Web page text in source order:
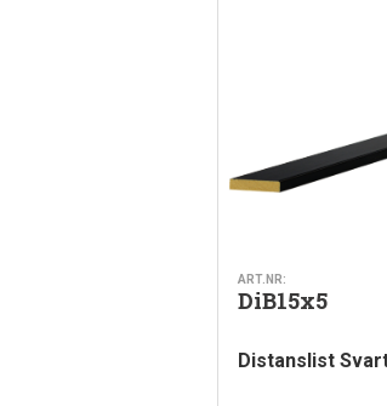
ART.NR:
DiB15x5
Distanslist